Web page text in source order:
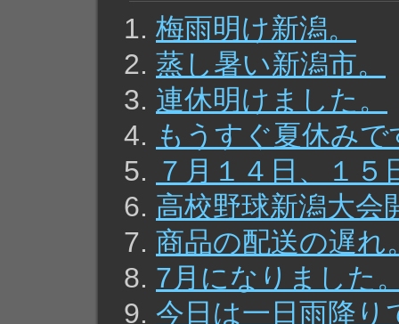
梅雨明け新潟。
蒸し暑い新潟市。
連休明けました。
もうすぐ夏休みで
７月１４日、１
高校野球新潟大会
商品の配送の遅れ
7月になりました
今日は一日雨降り